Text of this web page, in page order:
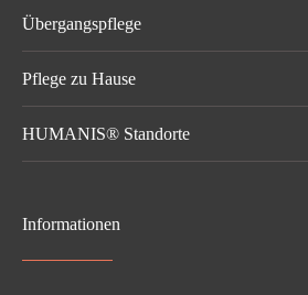
Übergangspflege
Pflege zu Hause
HUMANIS® Standorte
Informationen